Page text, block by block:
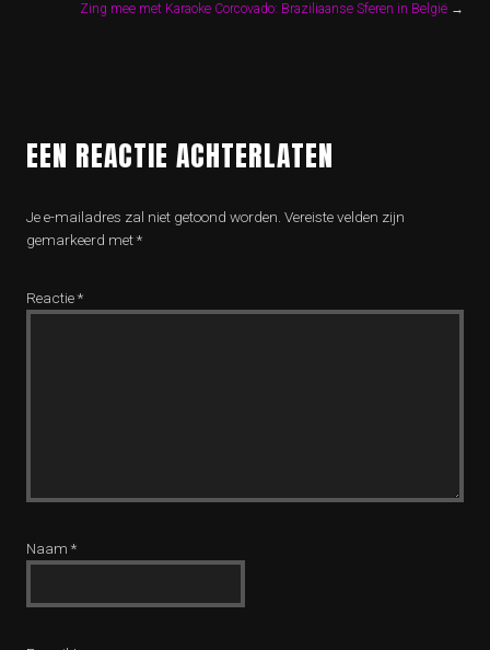
Zing mee met Karaoke Corcovado: Braziliaanse Sferen in België →
EEN REACTIE ACHTERLATEN
Je e-mailadres zal niet getoond worden. Vereiste velden zijn
gemarkeerd met*
Reactie*
Naam *